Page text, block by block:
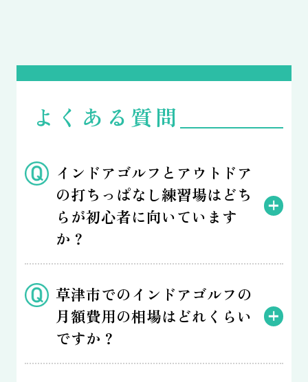
よくある質問
インドアゴルフとアウトドア
の打ちっぱなし練習場はどち
らが初心者に向いています
か？
草津市でのインドアゴルフの
月額費用の相場はどれくらい
ですか？